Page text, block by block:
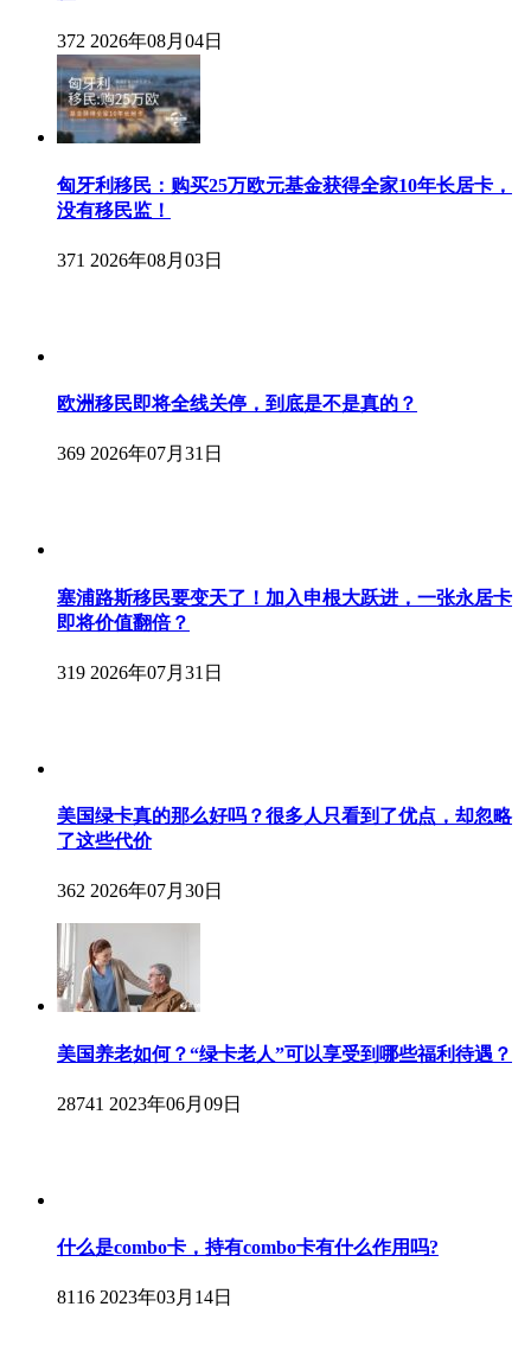
372 2026年08月04日
匈牙利移民：购买25万欧元基金获得全家10年长居卡，
没有移民监！
371 2026年08月03日
欧洲移民即将全线关停，到底是不是真的？
369 2026年07月31日
塞浦路斯移民要变天了！加入申根大跃进，一张永居卡
即将价值翻倍？
319 2026年07月31日
美国绿卡真的那么好吗？很多人只看到了优点，却忽略
了这些代价
362 2026年07月30日
美国养老如何？“绿卡老人”可以享受到哪些福利待遇？
28741 2023年06月09日
什么是combo卡，持有combo卡有什么作用吗?
8116 2023年03月14日